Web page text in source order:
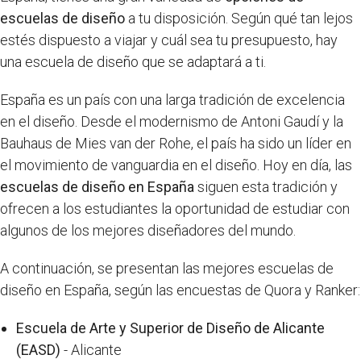
escuelas de diseño a tu disposición. Según qué tan lejos
estés dispuesto a viajar y cuál sea tu presupuesto, hay
una escuela de diseño que se adaptará a ti.
España es un país con una larga tradición de excelencia
en el diseño. Desde el modernismo de Antoni Gaudí y la
Bauhaus de Mies van der Rohe, el país ha sido un líder en
el movimiento de vanguardia en el diseño. Hoy en día, las
escuelas de diseño en España siguen esta tradición y
ofrecen a los estudiantes la oportunidad de estudiar con
algunos de los mejores diseñadores del mundo.
A continuación, se presentan las mejores escuelas de
diseño en España, según las encuestas de Quora y Ranker:
Escuela de Arte y Superior de Diseño de Alicante
(EASD) - Alicante